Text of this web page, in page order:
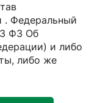
. Федеральный
ФЗ Об
и либо
либо же